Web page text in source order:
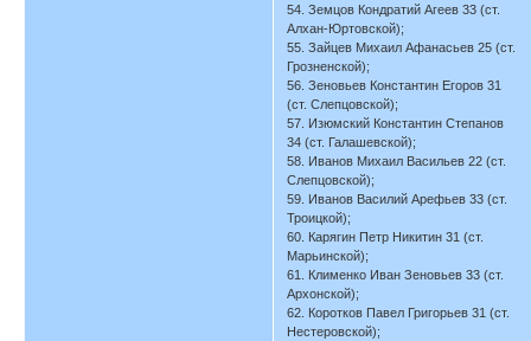
54. Земцов Кондратий Агеев 33 (ст.
Алхан-Юртовской);
55. Зайцев Михаил Афанасьев 25 (ст.
Грозненской);
56. Зеновьев Константин Егоров 31
(ст. Слепцовской);
57. Изюмский Константин Степанов
34 (ст. Галашевской);
58. Иванов Михаил Васильев 22 (ст.
Слепцовской);
59. Иванов Василий Арефьев 33 (ст.
Троицкой);
60. Карягин Петр Никитин 31 (ст.
Марьинской);
61. Клименко Иван Зеновьев 33 (ст.
Архонской);
62. Коротков Павел Григорьев 31 (ст.
Нестеровской);